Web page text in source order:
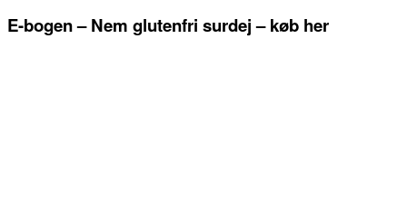
E-bogen – Nem glutenfri surdej – køb her